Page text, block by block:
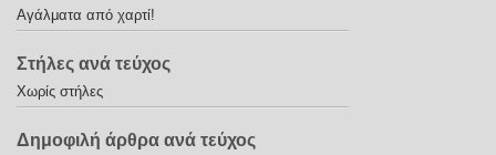
Αγάλματα από χαρτί!
Στήλες ανά τεύχος
Χωρίς στήλες
Δημοφιλή άρθρα ανά τεύχος